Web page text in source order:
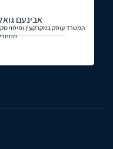
אבינעם
המשרד עוסק במקרקעין ומיסוי